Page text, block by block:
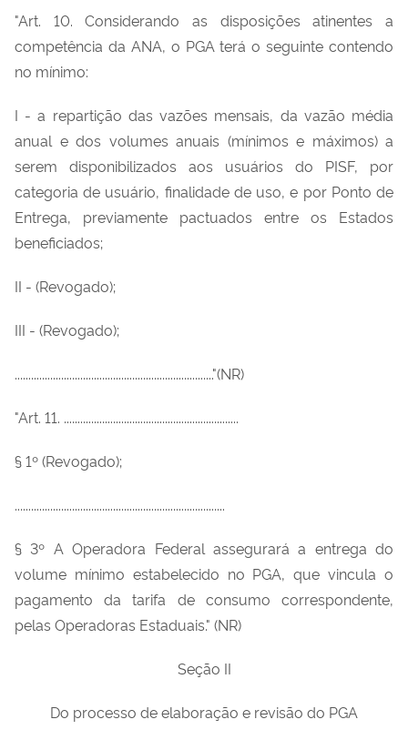
"Art. 10. Considerando as disposições atinentes a
competência da ANA, o PGA terá o seguinte contendo
no mínimo:
I - a repartição das vazões mensais, da vazão média
anual e dos volumes anuais (mínimos e máximos) a
serem disponibilizados aos usuários do PISF, por
categoria de usuário, finalidade de uso, e por Ponto de
Entrega, previamente pactuados entre os Estados
beneficiados;
II - (Revogado);
III - (Revogado);
........................................................................."(NR)
"Art. 11. ................................................................
§ 1º (Revogado);
.............................................................................
§ 3º A Operadora Federal assegurará a entrega do
volume mínimo estabelecido no PGA, que vincula o
pagamento da tarifa de consumo correspondente,
pelas Operadoras Estaduais." (NR)
Seção II
Do processo de elaboração e revisão do PGA